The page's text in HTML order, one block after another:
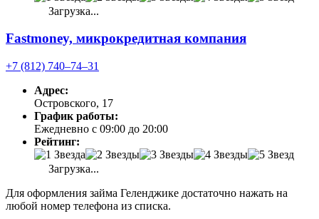
Загрузка...
Fastmoney, микрокредитная компания
+7 (812) 740‒74‒31
Адрес:
Островского, 17
График работы:
Ежедневно с 09:00 до 20:00
Рейтинг:
Загрузка...
Для оформления займа Геленджике достаточно нажать на
любой номер телефона из списка.